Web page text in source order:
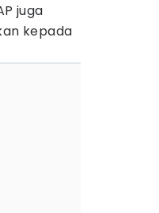
juga
kepada